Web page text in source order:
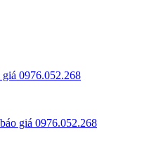
0976.052.268
giá 0976.052.268